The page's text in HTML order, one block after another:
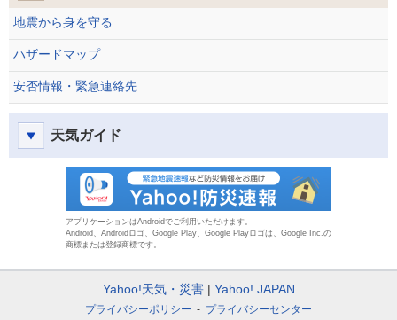
地震から身を守る
ハザードマップ
安否情報・緊急連絡先
天気ガイド
アプリケーションはAndroidでご利用いただけます。
Android、Androidロゴ、Google Play、Google Playロゴは、Google Inc.の
商標または登録商標です。
Yahoo!天気・災害 Yahoo! JAPAN
プライバシーポリシー プライバシーセンター